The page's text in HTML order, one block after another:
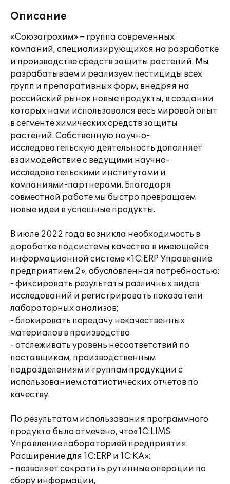
Описание
«Союзагрохим» – группа современных
компаний, специализирующихся на разработке
и производстве средств защиты растений. Мы
разрабатываем и реализуем пестициды всех
групп и препаративных форм, внедряя на
российский рынок новые продукты, в создании
которых нами использовался весь мировой опыт
в сегменте химических средств защиты
растений. Собственную научно-
исследовательскую деятельность дополняет
взаимодействие с ведущими научно-
исследовательскими институтами и
компаниями-партнерами. Благодаря
совместной работе мы быстро превращаем
новые идеи в успешные продукты.
В июле 2022 года возникла необходимость в
доработке подсистемы качества в имеющейся
информационной системе «1С:ERP Управление
предприятием 2», обусловленная потребностью:
- фиксировать результаты различных видов
исследований и регистрировать показатели
лабораторных анализов;
- блокировать передачу некачественных
материалов в производство
- отслеживать уровень несоответствий по
поставщикам, производственным
подразделениям и группам продукции с
использованием статистических отчетов по
качеству.
По результатам использования программного
продукта было отмечено, что«1С:LIMS
Управление лабораторией предприятия.
Расширение для 1С:ERP и 1С:КА»:
- позволяет сократить рутинные операции по
сбору информации,